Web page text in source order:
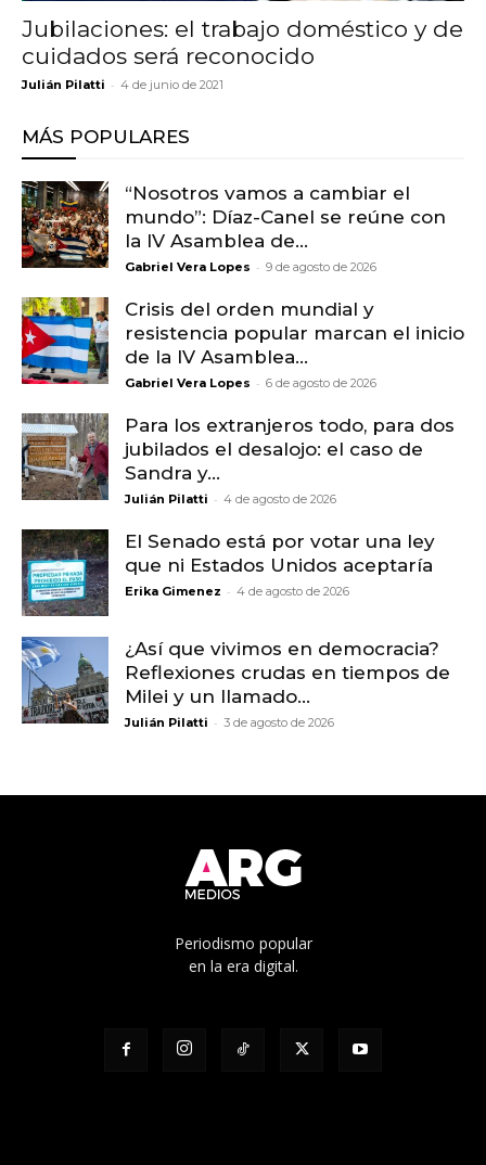
Jubilaciones: el trabajo doméstico y de
cuidados será reconocido
Julián Pilatti - 4 de junio de 2021
MÁS POPULARES
“Nosotros vamos a cambiar el
mundo”: Díaz-Canel se reúne con
la IV Asamblea de...
Gabriel Vera Lopes - 9 de agosto de 2026
Crisis del orden mundial y
resistencia popular marcan el inicio
de la IV Asamblea...
Gabriel Vera Lopes - 6 de agosto de 2026
Para los extranjeros todo, para dos
jubilados el desalojo: el caso de
Sandra y...
Julián Pilatti - 4 de agosto de 2026
El Senado está por votar una ley
que ni Estados Unidos aceptaría
Erika Gimenez - 4 de agosto de 2026
¿Así que vivimos en democracia?
Reflexiones crudas en tiempos de
Milei y un llamado...
Julián Pilatti - 3 de agosto de 2026
Periodismo popular
en la era digital.